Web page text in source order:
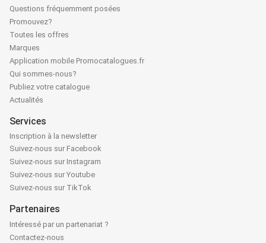
Questions fréquemment posées
Promouvez?
Toutes les offres
Marques
Application mobile Promocatalogues.fr
Qui sommes-nous?
Publiez votre catalogue
Actualités
Services
Inscription à la newsletter
Suivez-nous sur Facebook
Suivez-nous sur Instagram
Suivez-nous sur Youtube
Suivez-nous sur TikTok
Partenaires
Intéressé par un partenariat ?
Contactez-nous